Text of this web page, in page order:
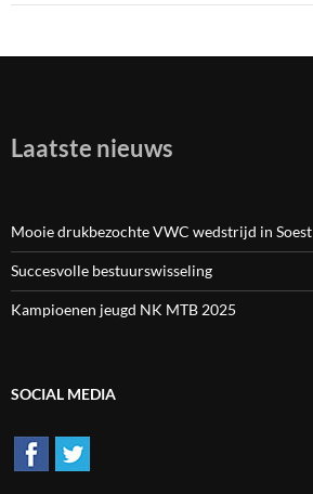
Laatste nieuws
Mooie drukbezochte VWC wedstrijd in Soest
Succesvolle bestuurswisseling
Kampioenen jeugd NK MTB 2025
SOCIAL MEDIA